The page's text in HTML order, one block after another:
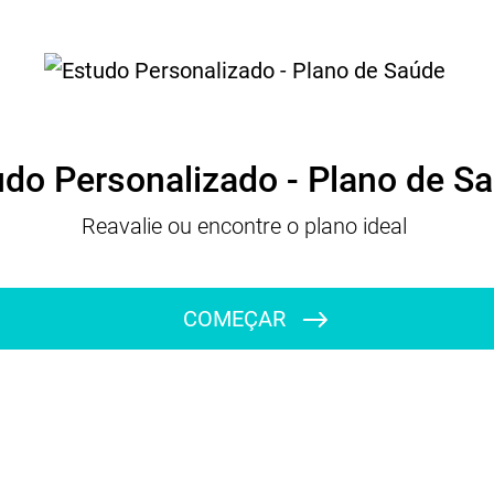
Personalizado - Plano de
Reavalie ou encontre o plano ideal
COMEÇAR